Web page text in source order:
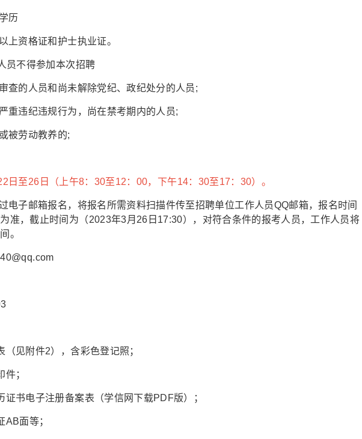
历
上资格证和护士执业证。
员不得参加本次招聘
查的人员和尚未解除党纪、政纪处分的人员;
重违纪违规行为，尚在禁考期内的人员;
被劳动教养的;
日至26日（上午8：30至12：00，下午14：30至17：30）。
电子邮箱报名，将报名所需资料扫描件传至招聘单位工作人员QQ邮箱，报名时间
准，截止时间为（2023年3月26日17:30），对符合条件的报考人员，工作人员将
。
（见附件2），含彩色登记照；
件；
证书电子注册备案表（学信网下载PDF版）；
AB面等；